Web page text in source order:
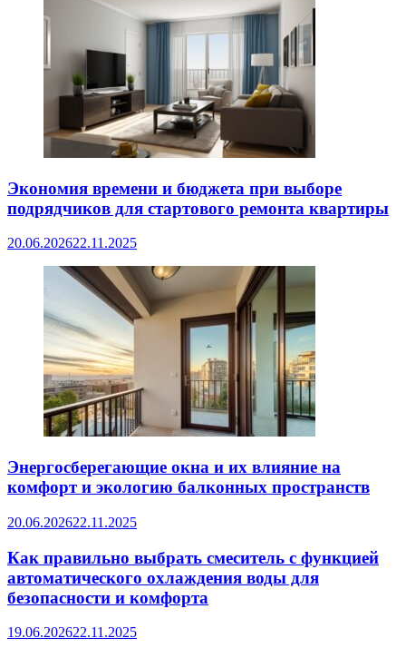
Экономия времени и бюджета при выборе
подрядчиков для стартового ремонта квартиры
20.06.202622.11.2025
Энергосберегающие окна и их влияние на
комфорт и экологию балконных пространств
20.06.202622.11.2025
Как правильно выбрать смеситель с функцией
автоматического охлаждения воды для
безопасности и комфорта
19.06.202622.11.2025